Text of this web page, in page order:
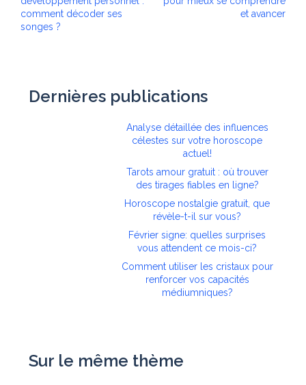
comment décoder ses
songes ?
et avancer
Dernières publications
Analyse détaillée des influences
célestes sur votre horoscope
actuel!
Tarots amour gratuit : où trouver
des tirages fiables en ligne?
Horoscope nostalgie gratuit, que
révèle-t-il sur vous?
Février signe: quelles surprises
vous attendent ce mois-ci?
Comment utiliser les cristaux pour
renforcer vos capacités
médiumniques?
Sur le même thème